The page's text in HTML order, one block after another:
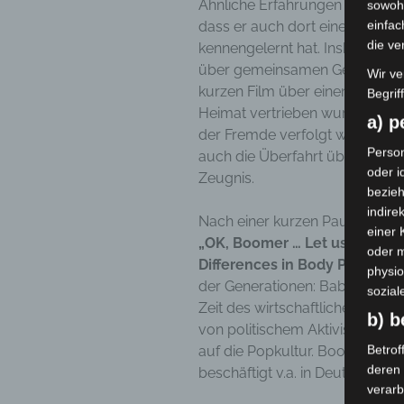
Ähnliche Erfahrungen hat er
dass er auch dort einen ganz
kennengelernt hat.
über gemeinsamen Gesang
kurzen Film über einen
Heimat vertrieben wurde, in
der Fremde verfolgt wurde
auch die Überfahrt übers
Zeugnis.
Nach einer kurzen Pause
„OK, Boomer … Let us all
Differences in Body
der Generationen: Baby
Zeit des wirtschaftlichen
von politischem Aktivismus,
auf die Popkultur. Boomer
beschäftigt v.a. in Deutschland.
die
Wir
a)
oder
einer
oder
b)
deren